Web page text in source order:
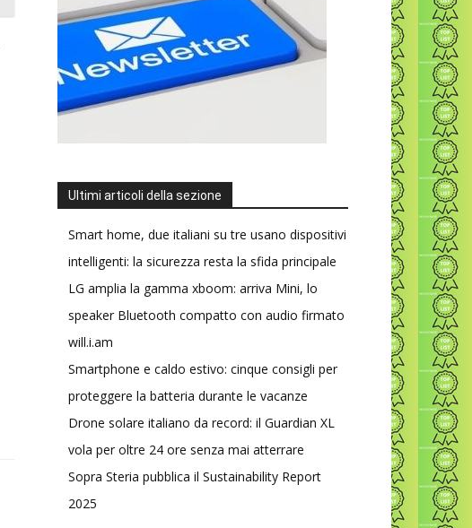
Ultimi articoli della sezione
Smart home, due italiani su tre usano dispositivi
intelligenti: la sicurezza resta la sfida principale
LG amplia la gamma xboom: arriva Mini, lo
speaker Bluetooth compatto con audio firmato
will.i.am
Smartphone e caldo estivo: cinque consigli per
proteggere la batteria durante le vacanze
Drone solare italiano da record: il Guardian XL
vola per oltre 24 ore senza mai atterrare
Sopra Steria pubblica il Sustainability Report
2025